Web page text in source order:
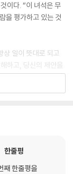
이다. “이 녀석은 무
을 평가하고 있는 것
상 일이 뜻대로 되고
하고, 당신의 제안을
입사원과 같은 평가
활용해 생각하고 말
화법 연수를 받는다
한줄평
째 한줄평을